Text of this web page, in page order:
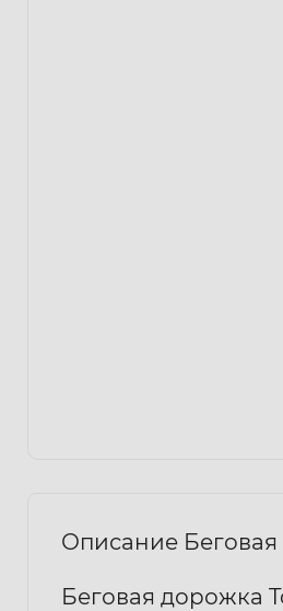
Описание Беговая
Беговая дорожка